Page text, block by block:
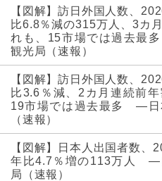
【図解】訪日外国人数、
比6.8％減の315万人、3カ
れも、15市場では過去最
観光局（速報）
【図解】訪日外国人数、
比3.6％減、2カ月連続前
19市場では過去最多 ―日
（速報）
【図解】日本人出国者数、
年比4.7％増の113万人 ―
局（速報）